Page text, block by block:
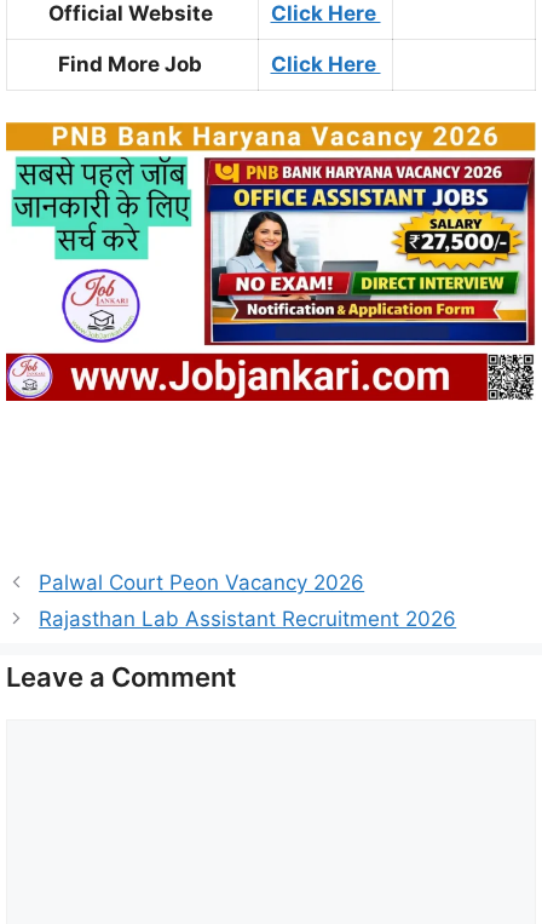
Official Website Click Here
Find More Job Click Here
Palwal Court Peon Vacancy 2026
Rajasthan Lab Assistant Recruitment 2026
Leave a Comment